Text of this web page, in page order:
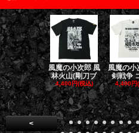
風魔の小次郎 風
林火山(剛刀ブ
4,400円(税込)
風魔の小
剣戦争
4,400円
<